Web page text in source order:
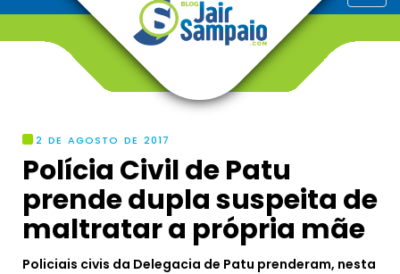
o
o
n
2 DE AGOSTO DE 2017
Polícia Civil de Patu
prende dupla suspeita de
maltratar a própria mãe
Policiais civis da Delegacia de Patu prenderam, nesta